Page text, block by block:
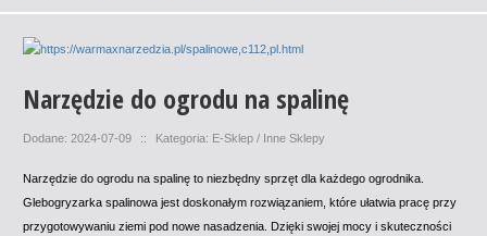
Narzędzie do ogrodu na spalinę
Dodane: 2024-07-09 :: Kategoria: E-Sklep / Inne Sklepy
Narzędzie do ogrodu na spalinę to niezbędny sprzęt dla każdego ogrodnika.
Glebogryzarka spalinowa jest doskonałym rozwiązaniem, które ułatwia pracę przy
przygotowywaniu ziemi pod nowe nasadzenia. Dzięki swojej mocy i skuteczności